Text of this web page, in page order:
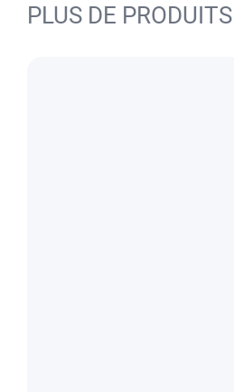
PLUS DE